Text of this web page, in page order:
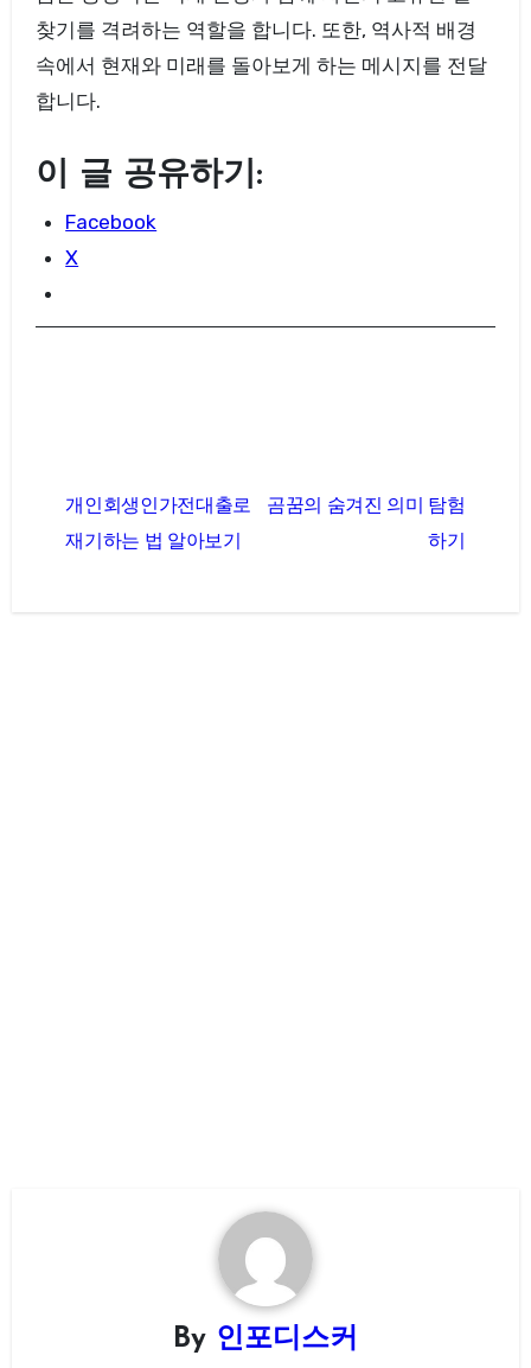
찾기를 격려하는 역할을 합니다. 또한, 역사적 배경
속에서 현재와 미래를 돌아보게 하는 메시지를 전달
합니다.
이 글 공유하기:
Facebook
X
탐
개인회생인가전대출로
재기하는 법 알아보기
곰꿈의 숨겨진 의미 탐험
하기
By 인포디스커